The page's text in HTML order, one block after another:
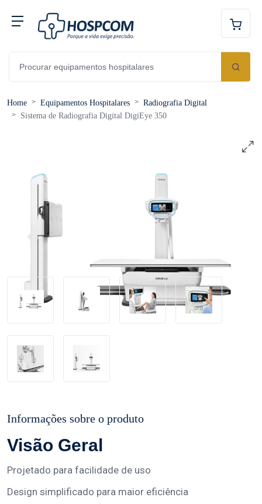
Home Equipamentos Hospitalares
Radiografia Digital
Sistema de Radiografia Digital DigiEye 350
Informações sobre o produto
Visão Geral
Projetado para facilidade de uso
Design simplificado para maior eficiência